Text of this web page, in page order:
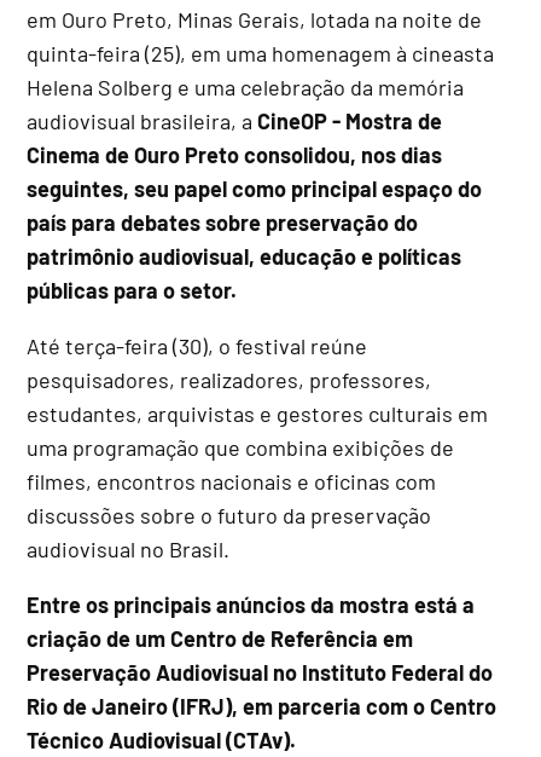
em Ouro Preto, Minas Gerais, lotada na noite de
quinta-feira (25), em uma homenagem à cineasta
Helena Solberg e uma celebração da memória
audiovisual brasileira, aCineOP - Mostra de
Cinema de Ouro Preto consolidou, nos dias
seguintes, seu papel como principal espaço do
país para debates sobre preservação do
patrimônio audiovisual, educação e políticas
públicas para o setor.
Até terça-feira (30), o festival reúne
pesquisadores, realizadores, professores,
estudantes, arquivistas e gestores culturais em
uma programação que combina exibições de
filmes, encontros nacionais e oficinas com
discussões sobre o futuro da preservação
audiovisual no Brasil.
Entre os principais anúncios da mostra está a
criação de um Centro de Referência em
Preservação Audiovisual no Instituto Federal do
Rio de Janeiro (IFRJ), em parceria com o Centro
Técnico Audiovisual (CTAv).